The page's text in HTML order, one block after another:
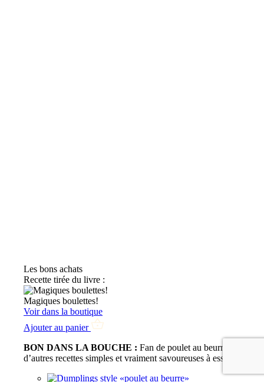
Les bons achats
Recette tirée du livre :
Magiques boulettes!
Voir dans la boutique
Ajouter au panier
BON DANS LA BOUCHE : Fan de poulet au beurre? Voici
d’autres recettes simples et vraiment savoureuses à essayer!